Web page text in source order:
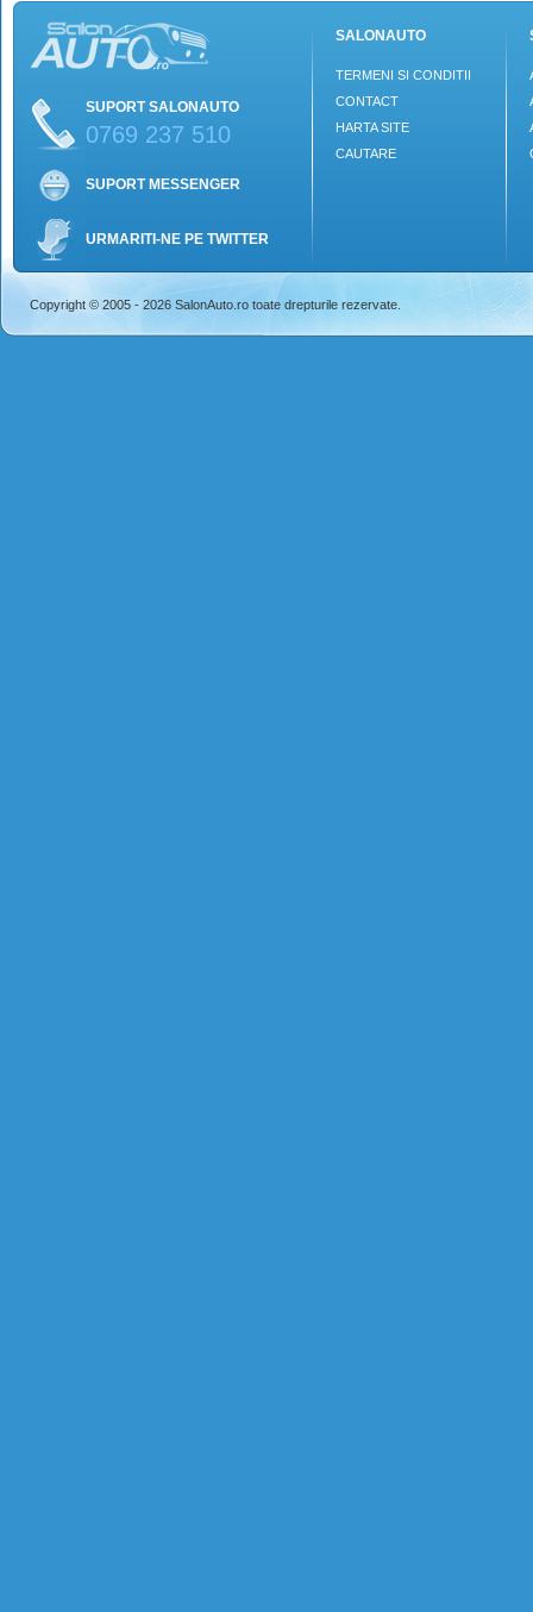
SUPORT SALONAUTO
0769 237 510
SUPORT MESSENGER
URMARITI-NE PE TWITTER
SALONAUTO
TERMENI SI CONDITII
CONTACT
HARTA SITE
CAUTARE
Copyright © 2005 - 2026 SalonAuto.ro toate drepturile rezervate.